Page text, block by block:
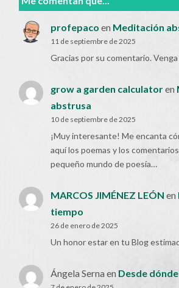
profepaco en Meditación
11 de septiembre de 2025
Gracias por su comentario.
grow a garden calculatoren
abstrusa
10 de septiembre de 2025
¡Muy interesante! Me encanta
aquí los poemas y los
pequeño mundo de poesía…
MARCOS JIMÉNEZ LEÓN en
tiempo
26 de enero de 2025
Un honor estar en tu Blog
Ángela Sernaen Desde